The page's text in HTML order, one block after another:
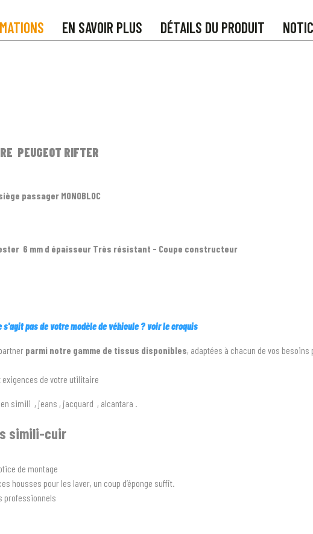
EN SAVOIR PLUS DÉTAILS DU PRODUIT
PEUGEOT RIFTER
passager MONOBLOC
6 mm d épaisseur Très résistant - Coupe constructeur
pas de votre modèle de véhicule ? voir le croquis
parmi notre gamme de tissus disponibles, adaptées à chacun de vos
de votre utilitaire
simili , jeans , jacquard , alcantara .
simili-cuir
de montage
housses pour les laver, un coup d’éponge suffit.
professionnels